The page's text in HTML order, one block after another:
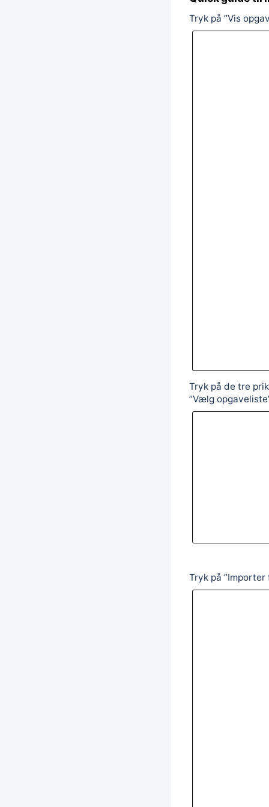
Tryk på ”Vis
Tryk på de tre
”Vælg
Tryk på